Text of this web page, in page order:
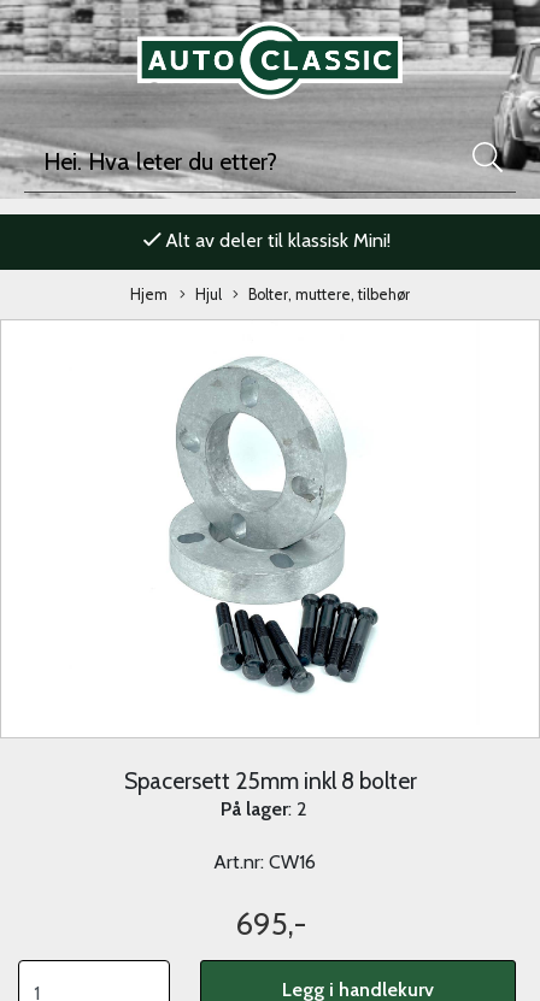
Alt av deler til klassisk Mini!
Hjem Hjul Bolter, muttere, tilbehør
Spacersett 25mm inkl 8 bolter
På lager: 2
Art.nr: CW16
695,-
Legg i handlekurv